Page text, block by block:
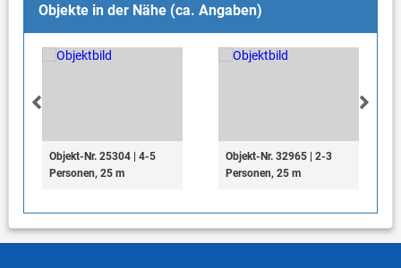
Objekte in der Nähe (ca. Angaben)
Objekt-Nr. 25304 | 4-5
Personen, 25 m
Objekt-Nr. 32965 | 2-3
Personen, 25 m